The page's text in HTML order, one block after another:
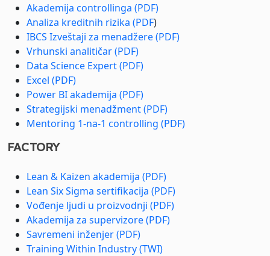
Akademija controllinga (PDF)
Analiza kreditnih rizika (PDF)
IBCS Izveštaji za menadžere (PDF)
Vrhunski analitičar (PDF)
Data Science Expert (PDF)
Excel (PDF)
Power BI akademija (PDF)
Strategijski menadžment (PDF)
Mentoring 1-na-1 controlling (PDF)
FACTORY
Lean & Kaizen akademija (PDF)
Lean Six Sigma sertifikacija (PDF)
Vođenje ljudi u proizvodnji (PDF)
Akademija za supervizore (PDF)
Savremeni inženjer (PDF)
Training Within Industry (TWI)